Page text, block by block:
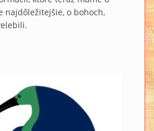
najdôležitejšie, o bohoch,